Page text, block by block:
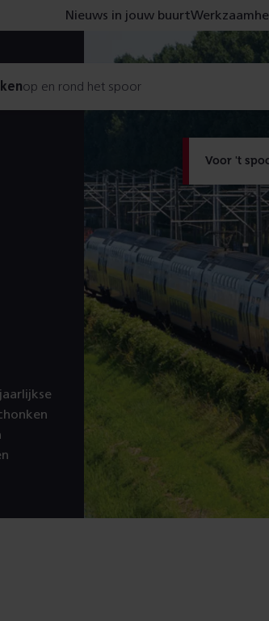
Voor 't
Nieuws in jouw buurt
op en rond het spoor